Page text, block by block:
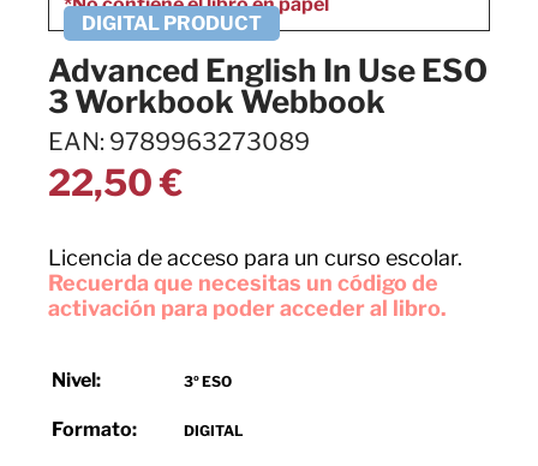
Advanced English In Use ESO
3 Workbook Webbook
EAN: 9789963273089
22,50€
Licencia de acceso para un curso escolar.
Recuerda que necesitas un código de
activación para poder acceder al libro.
Nivel: 3º ESO
Formato: DIGITAL